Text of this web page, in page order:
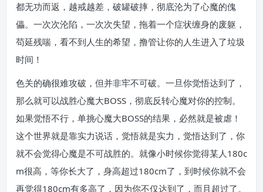
都无功而返，越戒越差，破罐破摔，彻底沦为了心魔的傀
儡。一次次沦陷，一次次失望，拖着一个症状缠身的废躯，
苟延残喘，看不到人生的希望，撸管让你的人生进入了垃圾
时间！
色关的确很难攻破，但并非牢不可破。一旦你觉悟达到了，
那么就可以战胜心魔大BOSS，彻底反转心魔对你的控制。
如果觉悟不行，单挑心魔大BOSS的结果，必然就是被虐！
这个世界就是靠实力说话，觉悟就是实力，觉悟达到了，你
就不会觉得心魔是不可战胜的。就像小时候你觉得某人180c
m很高，等你长大了，身高超过180cm了，到时候你就不会
再觉得180cm有多高了，因为你不仅达到了，而且超过了。